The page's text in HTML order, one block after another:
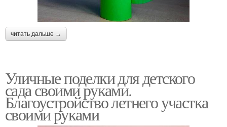
читать дальше →
Уличные поделки для детского
сада своими руками.
Благоустройство летнего участка
своими руками